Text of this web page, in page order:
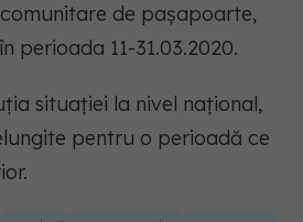
de pașapoarte,
perioada 11-31.03.2020.
situației la nivel național,
pentru o perioadă ce